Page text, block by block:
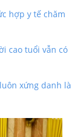
hợp y tế chăm
cao tuổi vẫn có
xứng danh là